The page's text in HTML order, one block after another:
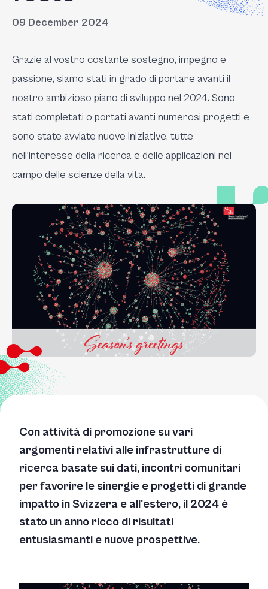
09 December 2024
Grazie al vostro costante sostegno, impegno e
passione, siamo stati in grado di portare avanti il
nostro ambizioso piano di sviluppo nel 2024. Sono
stati completati o portati avanti numerosi progetti e
sono state avviate nuove iniziative, tutte
nell'interesse della ricerca e delle applicazioni nel
campo delle scienze della vita.
Con attività di promozione su vari
argomenti relativi alle infrastrutture di
ricerca basate sui dati, incontri comunitari
per favorire le sinergie e progetti di grande
impatto in Svizzera e all'estero, il 2024 è
stato un anno ricco di risultati
entusiasmanti e nuove prospettive.